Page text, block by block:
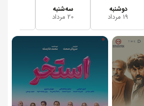
دوشنبه
19 مرداد
سه‌شنبه
20 مرداد